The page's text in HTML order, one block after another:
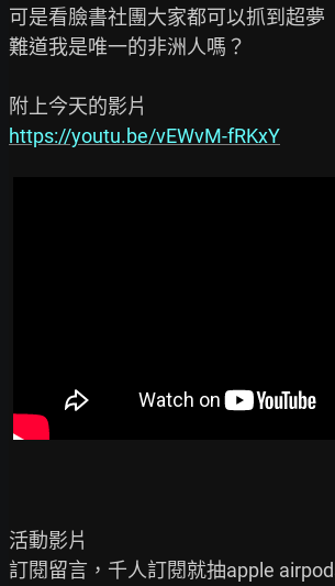
可是看臉書社團大家都可以抓到超夢
難道我是唯一的非洲人嗎？
https://youtu.be/vEWvM-fRKxY
活動影片